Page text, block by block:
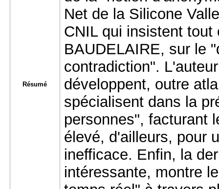
Résumé
Net de la Silicone
CNIL qui insistent
BAUDELAIRE, sur le
contradiction".
développent, outre
spécialisent dans la
personnes", facturant
élevé, d'ailleurs, pour
inefficace. Enfin, la
intéressante, montre